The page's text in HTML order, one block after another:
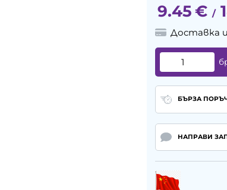
9.45€ /
Доставка
БЪРЗА
НАПРАВИ